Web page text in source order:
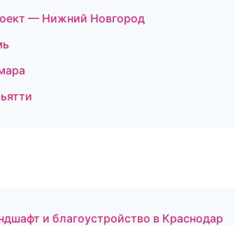
— Нижний Новгород
и благоустройство в Краснодар